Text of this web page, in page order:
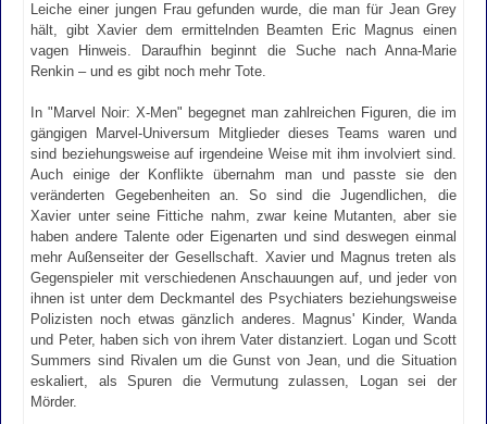
Leiche einer jungen Frau gefunden wurde, die man für Jean Grey
hält, gibt Xavier dem ermittelnden Beamten Eric Magnus einen
vagen Hinweis. Daraufhin beginnt die Suche nach Anna-Marie
Renkin – und es gibt noch mehr Tote.
In "Marvel Noir: X-Men" begegnet man zahlreichen Figuren, die im
gängigen Marvel-Universum Mitglieder dieses Teams waren und
sind beziehungsweise auf irgendeine Weise mit ihm involviert sind.
Auch einige der Konflikte übernahm man und passte sie den
veränderten Gegebenheiten an. So sind die Jugendlichen, die
Xavier unter seine Fittiche nahm, zwar keine Mutanten, aber sie
haben andere Talente oder Eigenarten und sind deswegen einmal
mehr Außenseiter der Gesellschaft. Xavier und Magnus treten als
Gegenspieler mit verschiedenen Anschauungen auf, und jeder von
ihnen ist unter dem Deckmantel des Psychiaters beziehungsweise
Polizisten noch etwas gänzlich anderes. Magnus' Kinder, Wanda
und Peter, haben sich von ihrem Vater distanziert. Logan und Scott
Summers sind Rivalen um die Gunst von Jean, und die Situation
eskaliert, als Spuren die Vermutung zulassen, Logan sei der
Mörder.